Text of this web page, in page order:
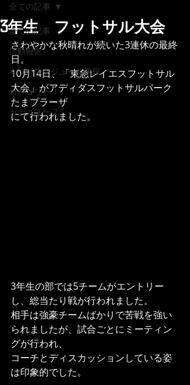
全ての記事
活動報告
キッズスケジュール速報
カテゴリー 1
カテゴリー 2
全ての記事
3年生 フットサル大会
さわやかな秋晴れが続いた3連休の最終
日。
10月14日、「東急レイエスフットサル
大会」がアディダスフットサルパーク
たまプラーザ
にて行われました。
3年生の部では5チームがエントリー
し、総当たり戦が行われました。
相手は強豪チームばかりで苦戦を強い
られましたが、試合ごとにミーティン
グが行われ、
コーチとディスカッションしている姿
は印象的でした。